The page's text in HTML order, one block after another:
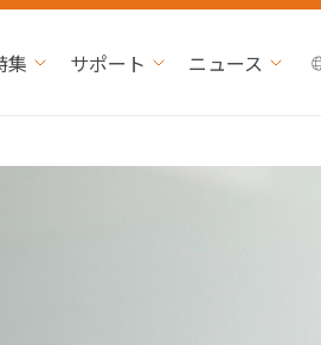
集 サポート ニュース